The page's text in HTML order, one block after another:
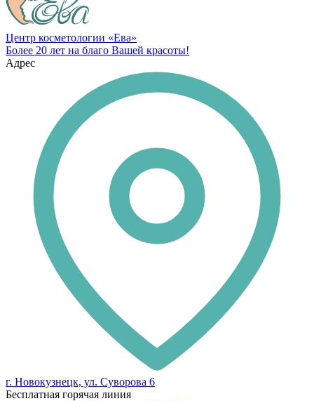
Центр косметологии «Ева»
Более 20 лет на благо Вашей красоты!
Адрес
г. Новокузнецк, ул. Суворова 6
Бесплатная горячая линия